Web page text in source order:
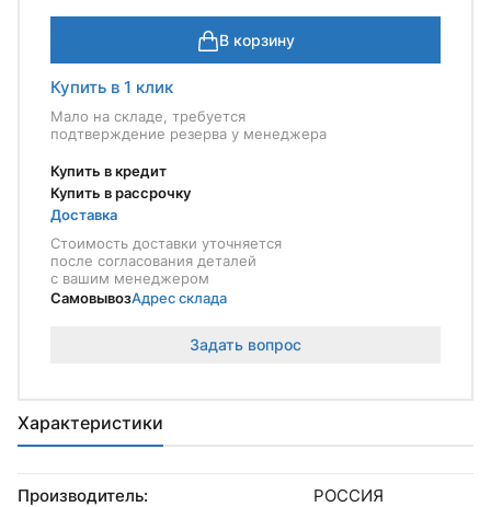
Характеристики
Производитель: РОССИЯ
В корзину
Купить в 1 клик
Мало на складе, требуется
подтверждение резерва у менеджера
Купить в кредит
Купить в рассрочку
Доставка
Стоимость доставки уточняется
после согласования деталей
с вашим менеджером
СамовывозАдрес склада
Задать вопрос